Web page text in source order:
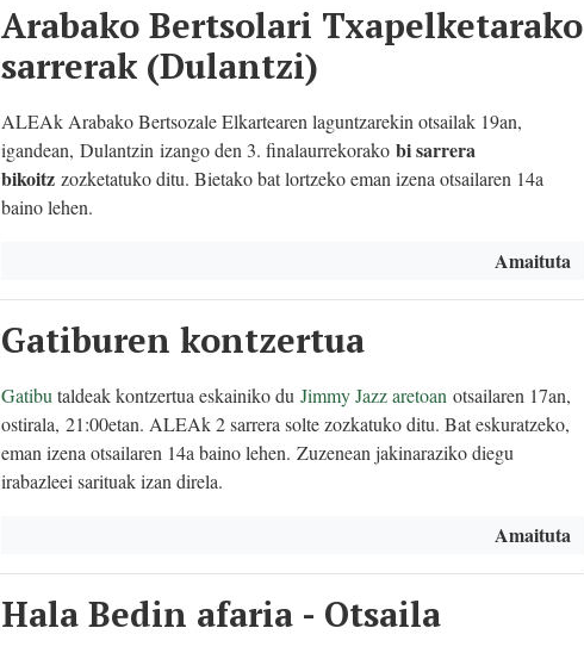
Arabako Bertsolari Txapelketarako
sarrerak (Dulantzi)
ALEAk Arabako Bertsozale Elkartearen laguntzarekin otsailak 19an,
igandean, Dulantzin izango den 3. finalaurrekorako bi sarrera
bikoitzzozketatuko ditu. Bietako bat lortzeko eman izena otsailaren 14a
baino lehen.
Amaituta
Gatiburen kontzertua
Gatibu taldeak kontzertua eskainiko du Jimmy Jazz aretoan otsailaren 17an,
ostirala, 21:00etan. ALEAk 2 sarrera solte zozkatuko ditu. Bat eskuratzeko,
eman izena otsailaren 14a baino lehen. Zuzenean jakinaraziko diegu
irabazleei sarituak izan direla.
Amaituta
Hala Bedin afaria - Otsaila